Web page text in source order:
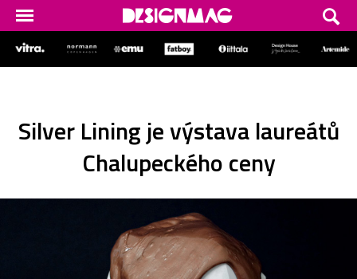
Silver Lining je výstava laureátů
Chalupeckého ceny